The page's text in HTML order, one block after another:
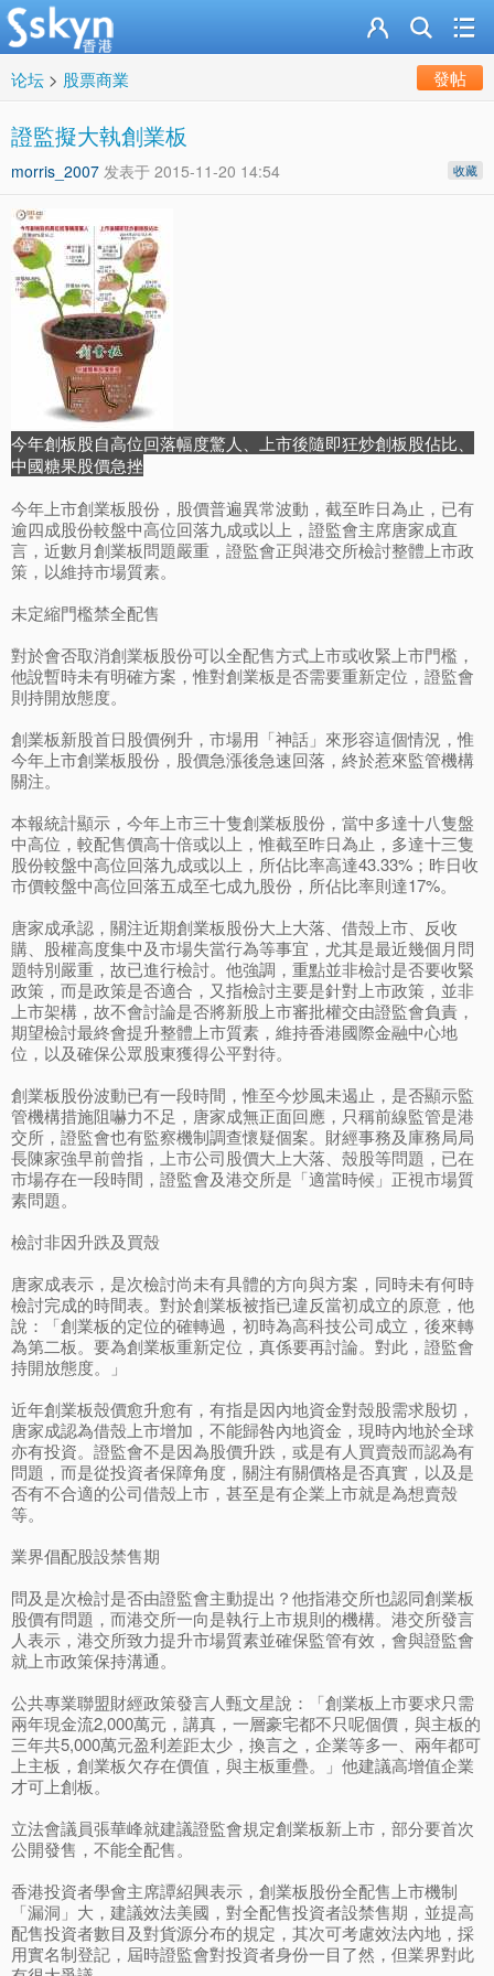
论坛 > 股票商業 發帖
證監擬大執創業板
收藏
morris_2007 发表于 2015-11-20 14:54
今年創板股自高位回落幅度驚人、上市後隨即狂炒創板股佔比、
中國糖果股價急挫
今年上市創業板股份，股價普遍異常波動，截至昨日為止，已有
逾四成股份較盤中高位回落九成或以上，證監會主席唐家成直
言，近數月創業板問題嚴重，證監會正與港交所檢討整體上市政
策，以維持市場質素。
未定縮門檻禁全配售
對於會否取消創業板股份可以全配售方式上市或收緊上市門檻，
他說暫時未有明確方案，惟對創業板是否需要重新定位，證監會
則持開放態度。
創業板新股首日股價例升，市場用「神話」來形容這個情況，惟
今年上市創業板股份，股價急漲後急速回落，終於惹來監管機構
關注。
本報統計顯示，今年上市三十隻創業板股份，當中多達十八隻盤
中高位，較配售價高十倍或以上，惟截至昨日為止，多達十三隻
股份較盤中高位回落九成或以上，所佔比率高達43.33%；昨日收
市價較盤中高位回落五成至七成九股份，所佔比率則達17%。
唐家成承認，關注近期創業板股份大上大落、借殼上市、反收
購、股權高度集中及市場失當行為等事宜，尤其是最近幾個月問
題特別嚴重，故已進行檢討。他強調，重點並非檢討是否要收緊
政策，而是政策是否適合，又指檢討主要是針對上市政策，並非
上市架構，故不會討論是否將新股上市審批權交由證監會負責，
期望檢討最終會提升整體上市質素，維持香港國際金融中心地
位，以及確保公眾股東獲得公平對待。
創業板股份波動已有一段時間，惟至今炒風未遏止，是否顯示監
管機構措施阻嚇力不足，唐家成無正面回應，只稱前線監管是港
交所，證監會也有監察機制調查懷疑個案。財經事務及庫務局局
長陳家強早前曾指，上市公司股價大上大落、殼股等問題，已在
市場存在一段時間，證監會及港交所是「適當時候」正視市場質
素問題。
檢討非因升跌及買殼
唐家成表示，是次檢討尚未有具體的方向與方案，同時未有何時
檢討完成的時間表。對於創業板被指已違反當初成立的原意，他
說：「創業板的定位的確轉過，初時為高科技公司成立，後來轉
為第二板。要為創業板重新定位，真係要再討論。對此，證監會
持開放態度。」
近年創業板殼價愈升愈有，有指是因內地資金對殼股需求殷切，
唐家成認為借殼上市增加，不能歸咎內地資金，現時內地於全球
亦有投資。證監會不是因為股價升跌，或是有人買賣殼而認為有
問題，而是從投資者保障角度，關注有關價格是否真實，以及是
否有不合適的公司借殼上市，甚至是有企業上市就是為想賣殼
等。
業界倡配股設禁售期
問及是次檢討是否由證監會主動提出？他指港交所也認同創業板
股價有問題，而港交所一向是執行上市規則的機構。港交所發言
人表示，港交所致力提升市場質素並確保監管有效，會與證監會
就上市政策保持溝通。
公共專業聯盟財經政策發言人甄文星說：「創業板上市要求只需
兩年現金流2,000萬元，講真，一層豪宅都不只呢個價，與主板的
三年共5,000萬元盈利差距太少，換言之，企業等多一、兩年都可
上主板，創業板欠存在價值，與主板重疊。」他建議高增值企業
才可上創板。
立法會議員張華峰就建議證監會規定創業板新上市，部分要首次
公開發售，不能全配售。
香港投資者學會主席譚紹興表示，創業板股份全配售上市機制
「漏洞」大，建議效法美國，對全配售投資者設禁售期，並提高
配售投資者數目及對貨源分布的規定，其次可考慮效法內地，採
用實名制登記，屆時證監會對投資者身份一目了然，但業界對此